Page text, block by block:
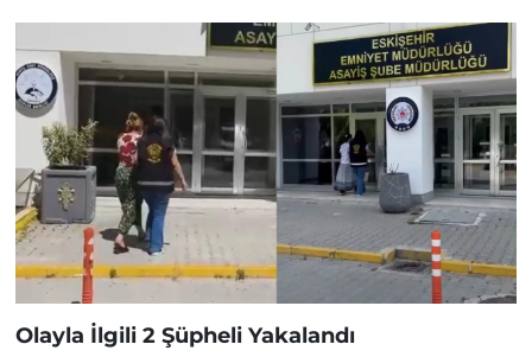
Olayla İlgili 2 Şüpheli Yakalandı